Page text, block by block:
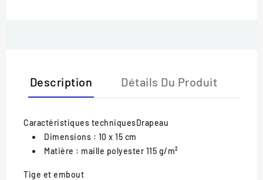
Description Détails Du Produit
Caractéristiques techniquesDrapeau
Dimensions : 10 x 15 cm
Matière : maille polyester 115 g/m²
Tige et embout